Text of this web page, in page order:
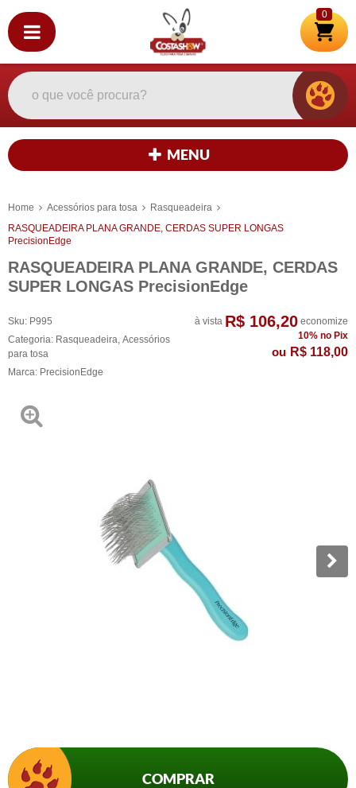
0
MENU
Home Acessórios para tosa
Rasqueadeira
RASQUEADEIRA PLANA GRANDE, CERDAS SUPER LONGAS
PrecisionEdge
RASQUEADEIRA PLANA GRANDE, CERDAS
SUPER LONGAS PrecisionEdge
Sku: P995
Categoria: Rasqueadeira Acessórios
para tosa
Marca: PrecisionEdge
R$ 118,00
à vista R$ 106,20 economize
10% no Pix
COMPRAR